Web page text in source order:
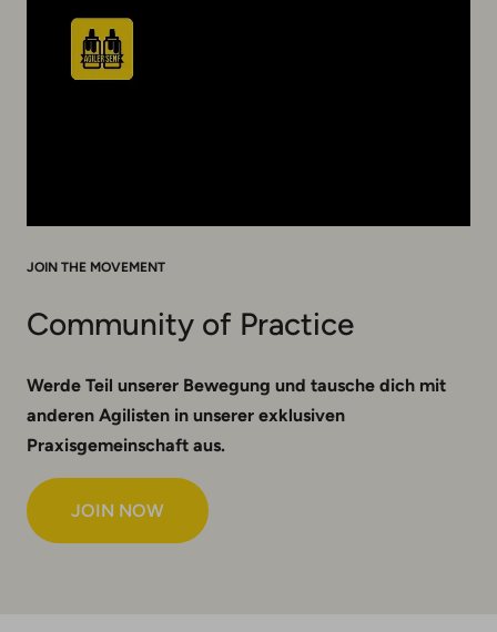
JOIN THE MOVEMENT
Community of Practice
Werde Teil unserer Bewegung und tausche dich mit
anderen Agilisten in unserer exklusiven
Praxisgemeinschaft aus.
JOIN NOW